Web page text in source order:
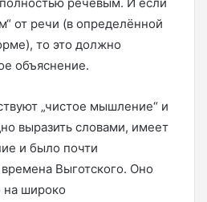
от речи (в определённой
то это должно
объяснение.
„чистое мышление“ и
выразить словами, имеет
и было почти
Выготского. Оно
на широко